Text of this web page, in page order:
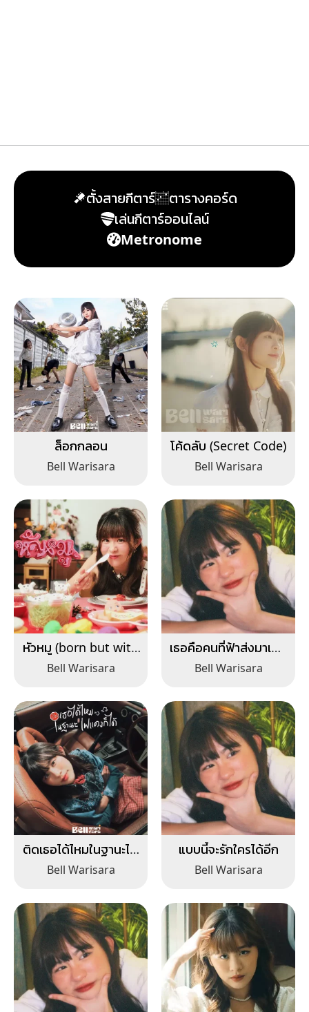
ตั้งสายกีตาร์
ตารางคอร์ด
เล่นกีตาร์ออนไลน์
Metronome
ล็อกกลอน
Bell Warisara
โค้ดลับ (Secret Code)
Bell Warisara
หัวหมู (born but with
me)
Bell Warisara
เธอคือคนที่ฟ้าส่งมาเพื่อ
ฉัน (ilysb)
Bell Warisara
ติดเธอได้ไหมในฐานะไฟ
แดงก็ได้
Bell Warisara
แบบนี้จะรักใครได้อีก
Bell Warisara